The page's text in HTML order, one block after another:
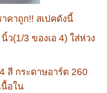
คาถูก!! สเปคดังนี้
(1/3 ของเอ 4) ใส่ห่วง
สี กระดาษอาร์ต 260
นื้อใน